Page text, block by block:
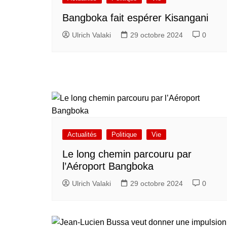
Bangboka fait espérer Kisangani
Ulrich Valaki 29 octobre 2024 0
Actualités Politique Vie
Le long chemin parcouru par
l’Aéroport Bangboka
Ulrich Valaki 29 octobre 2024 0